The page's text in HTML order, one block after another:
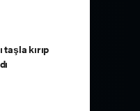
taşla kırıp